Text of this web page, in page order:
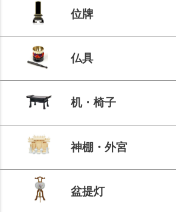
位牌
仏具
机・椅子
神棚・外宮
盆提灯